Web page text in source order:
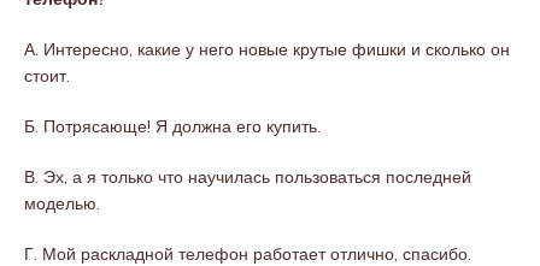
А. Интересно, какие у него новые крутые фишки и сколько он
стоит.
Б. Потрясающе! Я должна его купить.
В. Эх, а я только что научилась пользоваться последней
моделью.
Г. Мой раскладной телефон работает отлично, спасибо.